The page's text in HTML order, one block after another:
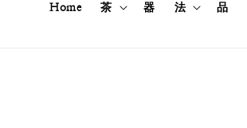
Home 茶 器 法 品